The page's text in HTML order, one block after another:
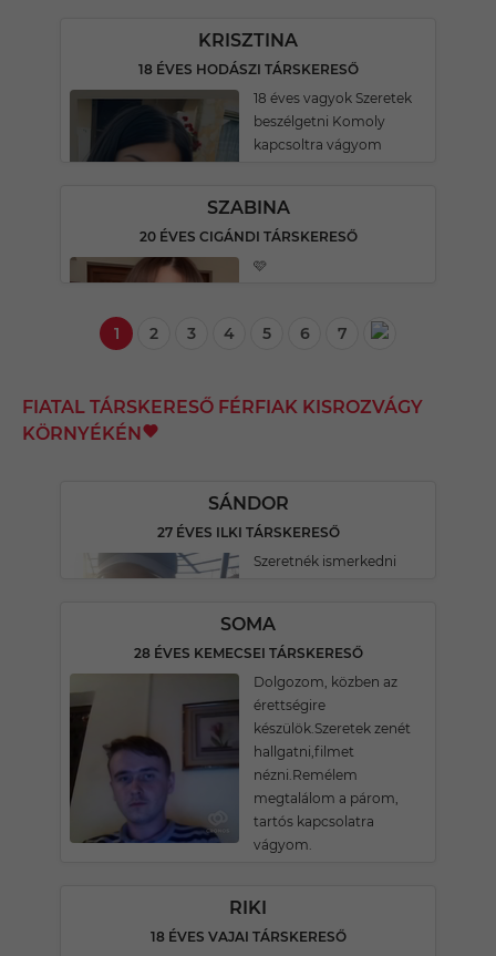
KRISZTINA
18 ÉVES HODÁSZI TÁRSKERESŐ
18 éves vagyok Szeretek
beszélgetni Komoly
kapcsoltra vágyom
SZABINA
20 ÉVES CIGÁNDI TÁRSKERESŐ
🩷
1 2 3 4 5 6 7
FIATAL TÁRSKERESŐ FÉRFIAK KISROZVÁGY
KÖRNYÉKÉN
SÁNDOR
27 ÉVES ILKI TÁRSKERESŐ
Szeretnék ismerkedni
SOMA
28 ÉVES KEMECSEI TÁRSKERESŐ
Dolgozom, közben az
érettségire
készülök.Szeretek zenét
hallgatni,filmet
nézni.Remélem
megtalálom a párom,
tartós kapcsolatra
vágyom.
RIKI
18 ÉVES VAJAI TÁRSKERESŐ